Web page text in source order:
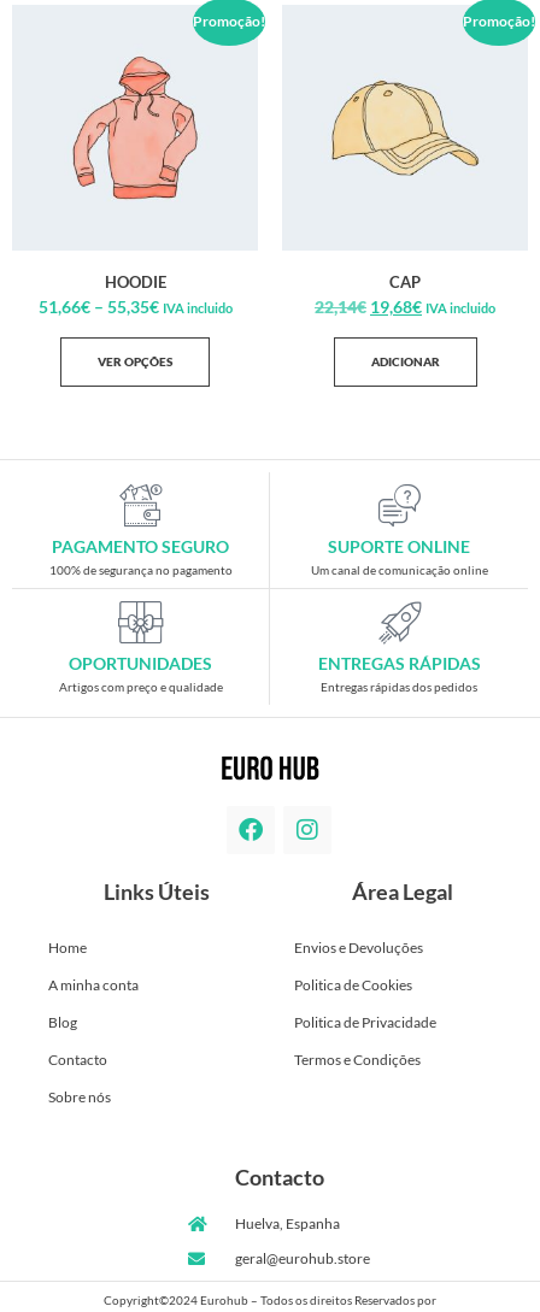
Promoção!
HOODIE
51,66€ – 55,35€ IVA incluido
VER OPÇÕES
Promoção!
CAP
22,14€ 19,68€ IVA incluido
ADICIONAR
PAGAMENTO SEGURO
100% de segurança no pagamento
SUPORTE ONLINE
Um canal de comunicação online
OPORTUNIDADES
Artigos com preço e qualidade
ENTREGAS RÁPIDAS
Entregas rápidas dos pedidos
Links Úteis
Home
A minha conta
Blog
Contacto
Sobre nós
Área Legal
Envios e Devoluções
Politica de Cookies
Politica de Privacidade
Termos e Condições
Contacto
Huelva, Espanha
geral@eurohub.store
Copyright©2024 Eurohub – Todos os direitos Reservados por